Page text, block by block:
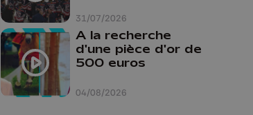
31/07/2026
04/08/2026
A la recherche
d'une pièce d'or de
500 euros